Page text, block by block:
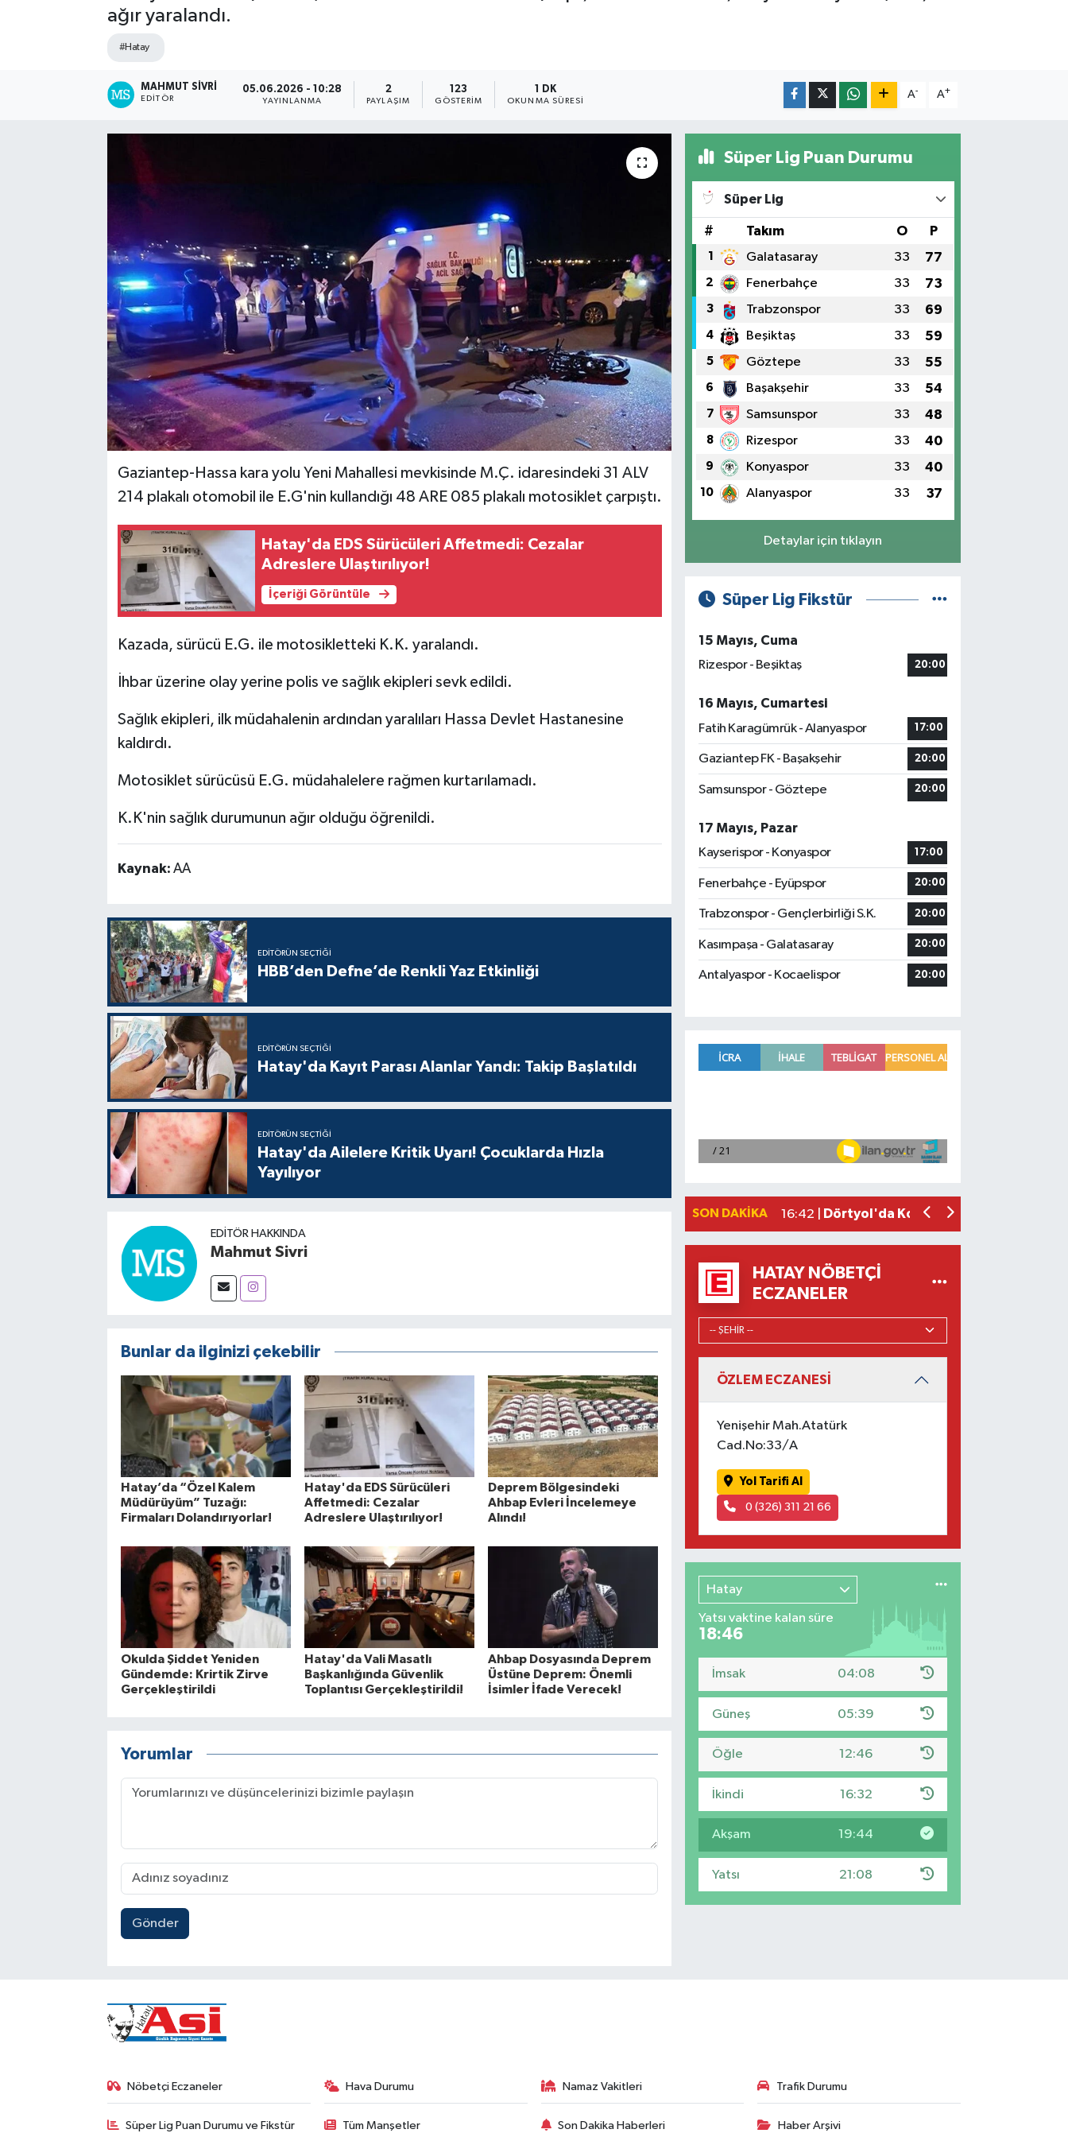
ağır yaralandı.
#Hatay
MAHMUT SIVRI
EDITÖR
05.06.2026 - 10:28
YAYINLANMA
2
PAYLAŞIM
123
GÖSTERIM
1 DK
OKUNMA SÜRESI
A- A+
Gaziantep-Hassa kara yolu Yeni Mahallesi mevkisinde M.Ç. idaresindeki 31 ALV
214 plakalı otomobil ile E.G'nin kullandığı 48 ARE 085 plakalı motosiklet çarpıştı.
Hatay'da EDS Sürücüleri Affetmedi: Cezalar
Adreslere Ulaştırılıyor!
İçeriği Görüntüle
Kazada, sürücü E.G. ile motosikletteki K.K. yaralandı.
İhbar üzerine olay yerine polis ve sağlık ekipleri sevk edildi.
Sağlık ekipleri, ilk müdahalenin ardından yaralıları Hassa Devlet Hastanesine
kaldırdı.
Motosiklet sürücüsü E.G. müdahalelere rağmen kurtarılamadı.
K.K'nin sağlık durumunun ağır olduğu öğrenildi.
Kaynak: AA
EDITÖRÜN SEÇTIĞI
HBB’den Defne’de Renkli Yaz Etkinliği
EDITÖRÜN SEÇTIĞI
Hatay'da Kayıt Parası Alanlar Yandı: Takip Başlatıldı
EDITÖRÜN SEÇTIĞI
Hatay'da Ailelere Kritik Uyarı! Çocuklarda Hızla
Yayılıyor
EDITÖR HAKKINDA
Mahmut Sivri
Bunlar da ilginizi çekebilir
Hatay’da “Özel Kalem
Müdürüyüm” Tuzağı:
Firmaları Dolandırıyorlar!
Hatay'da EDS Sürücüleri
Affetmedi: Cezalar
Adreslere Ulaştırılıyor!
Deprem Bölgesindeki
Ahbap Evleri İncelemeye
Alındı!
Okulda Şiddet Yeniden
Gündemde: Krirtik Zirve
Gerçekleştirildi
Hatay'da Vali Masatlı
Başkanlığında Güvenlik
Toplantısı Gerçekleştirildi!
Ahbap Dosyasında Deprem
Üstüne Deprem: Önemli
İsimler İfade Verecek!
Yorumlar
Gönder
Süper Lig Puan Durumu
Süper Lig
# Takım O P
1 Galatasaray 33 77
2 Fenerbahçe 33 73
3 Trabzonspor 33 69
4 Beşiktaş 33 59
5 Göztepe 33 55
6 Başakşehir 33 54
7 Samsunspor 33 48
8 Rizespor 33 40
9 Konyaspor 33 40
10 Alanyaspor 33 37
Detaylar için tıklayın
Süper Lig Fikstür
15 Mayıs, Cuma
Rizespor - Beşiktaş
20:00
16 Mayıs, Cumartesi
Fatih Karagümrük - Alanyaspor
17:00
Gaziantep FK - Başakşehir 20:00
Samsunspor - Göztepe 20:00
17 Mayıs, Pazar
Kayserispor - Konyaspor
17:00
Fenerbahçe - Eyüpspor 20:00
Trabzonspor - Gençlerbirliği S.K. 20:00
Kasımpaşa - Galatasaray 20:00
Antalyaspor - Kocaelispor 20:00
SON DAKIKA
Borsa günü yükselişle tamamladı
16:42 |
Dörtyol'da Korkutan Yangın: Araçlar
HATAY NÖBETÇI
ECZANELER
ÖZLEM ECZANESİ
Yenişehir Mah.Atatürk
Cad.No:33/A
Yol Tarifi Al
0 (326) 311 21 66
Hatay
Yatsı vaktine kalan süre
18:45
İmsak 04:08
Güneş 05:39
Öğle 12:46
İkindi 16:32
Akşam 19:44
Yatsı 21:08
Nöbetçi Eczaneler Hava Durumu Namaz Vakitleri Trafik Durumu
Süper Lig Puan Durumu ve Fikstür Tüm Manşetler Son Dakika Haberleri Haber Arşivi